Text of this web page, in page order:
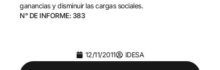
ganancias y disminuir las cargas sociales.
N° DE INFORME: 383
12/11/2011 IDESA